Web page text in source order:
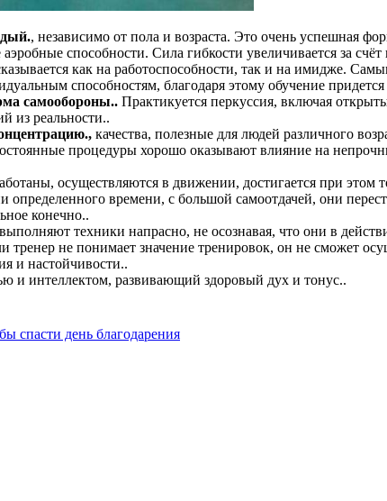
, независимо от пола и возраста. Это очень успешная
способности. Сила гибкости увеличивается за
как на работоспособности, так и на имидже.
способностям, благодаря этому обучение
самообороны.. Практикуется перкуссия, включая
из реальности..
качества, полезные для людей различного
процедуры хорошо оказывают влияние на
осуществляются в движении, достигается при
времени, с большой самоотдачей, они
конечно..
техники напрасно, не осознавая, что они в
тренер не понимает значение тренировок, он не сможет
и настойчивости..
и интеллектом, развивающий здоровый дух и тонус..
спасти день благодарения